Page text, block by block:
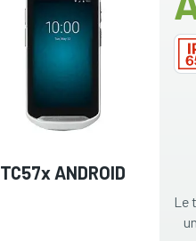
TC57x ANDROID
Le